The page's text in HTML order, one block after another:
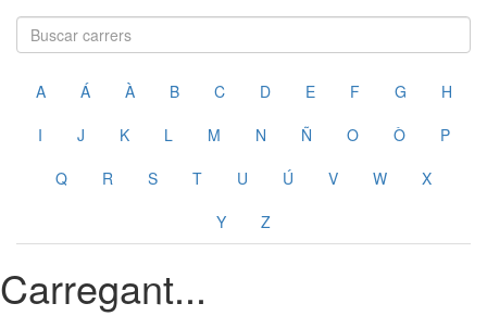
A Á À B C D E F G
H
I
J K L M N Ñ O Ò
P
Q
R S T U Ú V W
X
Y
Z
Carregant...